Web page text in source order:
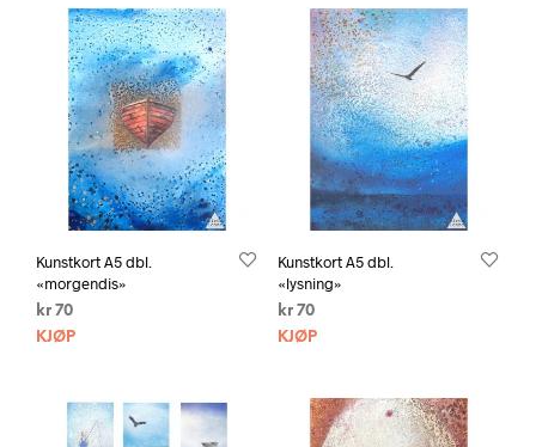
Kunstkort A5 dbl.
«morgendis»
kr 70
KJØP
Kunstkort A5 dbl.
«lysning»
kr70
KJØP